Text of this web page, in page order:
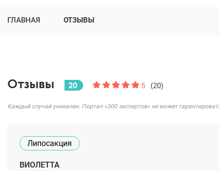
ГЛАВНАЯ ОТЗЫВЫ
Отзывы 20 5 (20)
Каждый случай уникален. Портал «300 экспертов» не может
Липосакция
ВИОЛЕТТА